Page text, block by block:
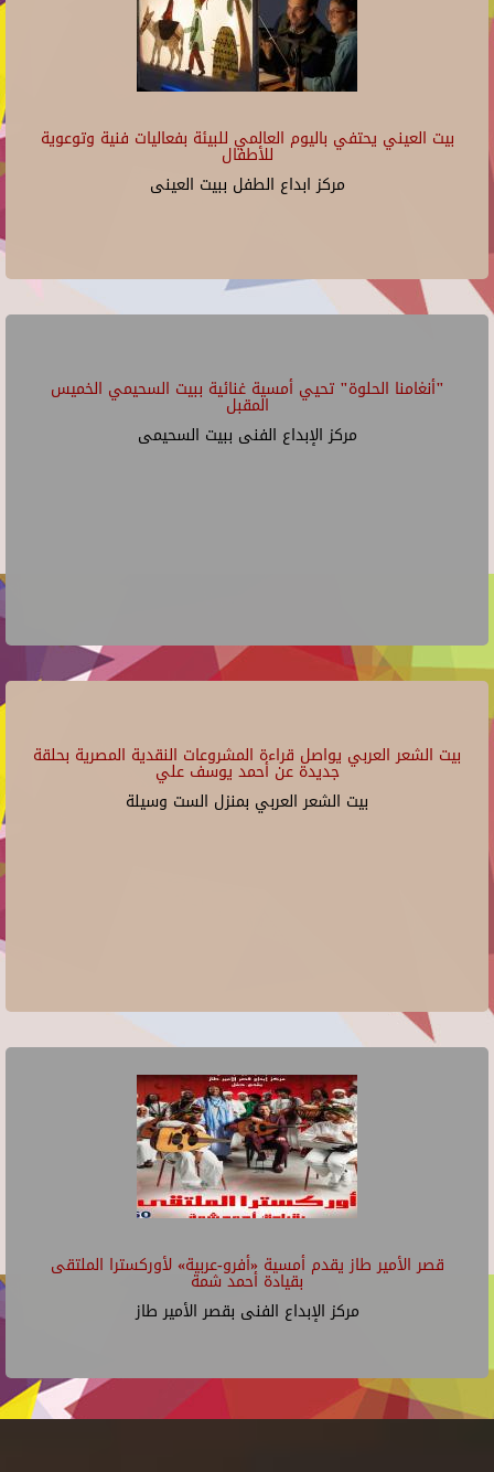
بيت العيني يحتفي باليوم العالمي للبيئة بفعاليات فنية وتوعوية
للأطفال
مركز ابداع الطفل ببيت العينى
"أنغامنا الحلوة" تحيي أمسية غنائية ببيت السحيمي الخميس
المقبل
مركز الإبداع الفنى ببيت السحيمى
بيت الشعر العربي يواصل قراءة المشروعات النقدية المصرية بحلقة
جديدة عن أحمد يوسف علي
بيت الشعر العربي بمنزل الست وسيلة
قصر الأمير طاز يقدم أمسية «أفرو-عربية» لأوركسترا الملتقى
بقيادة أحمد شمة
مركز الإبداع الفنى بقصر الأمير طاز